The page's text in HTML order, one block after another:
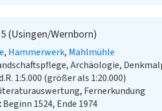
(Usingen/Wernborn)
Hammerwerk Mahlmühle
Archäologie,
1:5.000 (größer als 1:20.000)
Fernerkundung
Beginn 1524, Ende 1974